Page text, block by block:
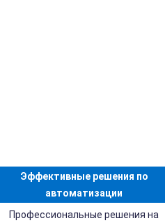
Эффективные решения по
автоматизации
Профессиональные решения на